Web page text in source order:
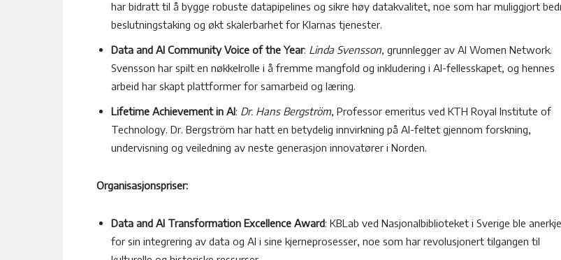
har bidratt til å bygge robuste datapipelines og sikre høy datakvalitet, noe som har muliggjort
beslutningstaking og økt skalerbarhet for Klarnas tjenester.
Data and AI Community Voice of the Year: Linda Svensson, grunnlegger av AI Women Network.
Svensson har spilt en nøkkelrolle i å fremme mangfold og inkludering i AI-fellesskapet, og hennes
arbeid har skapt plattformer for samarbeid og læring.
Lifetime Achievement in AI: Dr. Hans Bergström, Professor emeritus ved KTH Royal Institute of
Technology. Dr. Bergström har hatt en betydelig innvirkning på AI-feltet gjennom forskning,
undervisning og veiledning av neste generasjon innovatører i Norden.
Organisasjonspriser:
Data and AI Transformation Excellence Award: KBLab ved Nasjonalbiblioteket i Sverige ble
for sin integrering av data og AI i sine kjerneprosesser, noe som har revolusjonert tilgangen til